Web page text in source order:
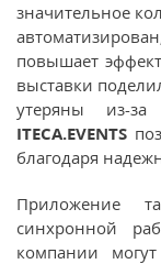
значительное
повышает
выставки
утеряны из-за
ITECA.EVENTS
благодаря
Приложение
синхронной
компании